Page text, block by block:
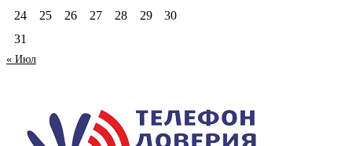
24
25 26 27 28 29
30
31
« Июл